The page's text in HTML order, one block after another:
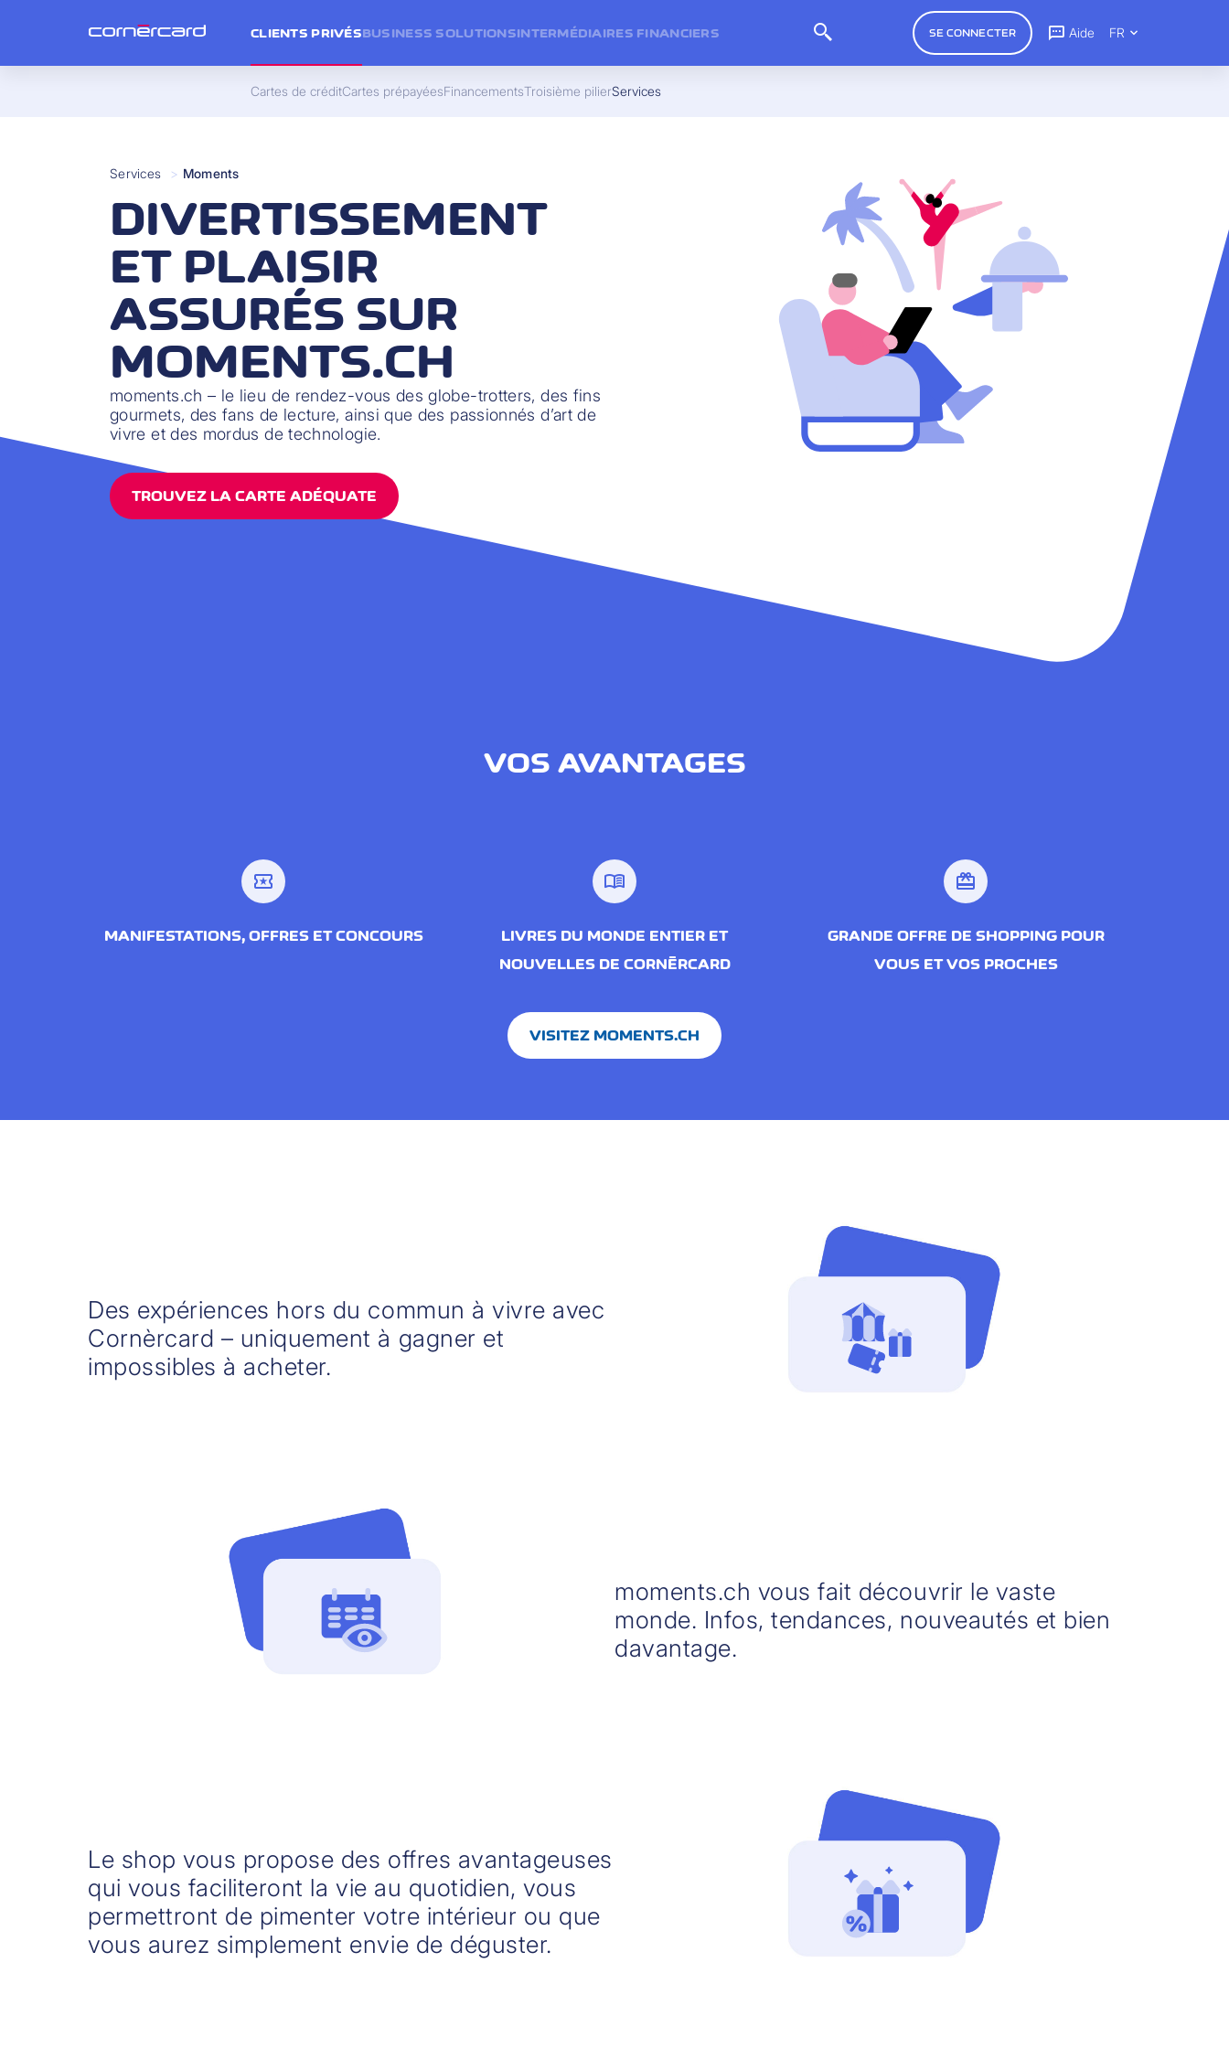
Services > Moments
DIVERTISSEMENT
ET PLAISIR
ASSURÉS SUR
MOMENTS.CH
moments.ch – le lieu de rendez-vous des globe-trotters, des fins
gourmets, des fans de lecture, ainsi que des passionnés d’art de
vivre et des mordus de technologie.
TROUVEZ LA CARTE ADÉQUATE
VOS AVANTAGES
local_activity
MANIFESTATIONS, OFFRES ET CONCOURS
menu_book
LIVRES DU MONDE ENTIER ET
NOUVELLES DE CORNÈRCARD
redeem
GRANDE OFFRE DE SHOPPING POUR
VOUS ET VOS PROCHES
VISITEZ MOMENTS.CH
Des expériences hors du commun à vivre avec
Cornèrcard – uniquement à gagner et
impossibles à acheter.
moments.ch vous fait découvrir le vaste
monde. Infos, tendances, nouveautés et bien
davantage.
Le shop vous propose des offres avantageuses
qui vous faciliteront la vie au quotidien, vous
permettront de pimenter votre intérieur ou que
vous aurez simplement envie de déguster.
CLIENTS PRIVÉS
Cartes de créditCartes prépayéesFinancementsTroisième pilierServices
BUSINESS SOLUTIONSINTERMÉDIAIRES FINANCIERS SE CONNECTER Aide FR